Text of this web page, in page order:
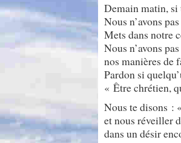
Demain matin, si
Nous n’avons
Mets dans notre
Nous n’avons
nos manières de
Pardon si
« Être chrétien,
Nous te disons :
et nous réveiller
dans un désir